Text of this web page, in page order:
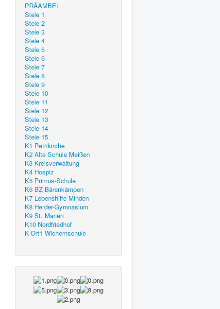
PRÄAMBEL
Stele 1
Stele 2
Stele 3
Stele 4
Stele 5
Stele 6
Stele 7
Stele 8
Stele 9
Stele 10
Stele 11
Stele 12
Stele 13
Stele 14
Stele 15
K1 Petrikirche
K2 Alte Schule Meißen
K3 Kreisverwaltung
K4 Hospiz
K5 Primus-Schule
K6 BZ Bärenkämpen
K7 Lebenshilfe Minden
K8 Herder-Gymnasium
K9 St. Marien
K10 Nordfriedhof
K-Ort1 Wichernschule